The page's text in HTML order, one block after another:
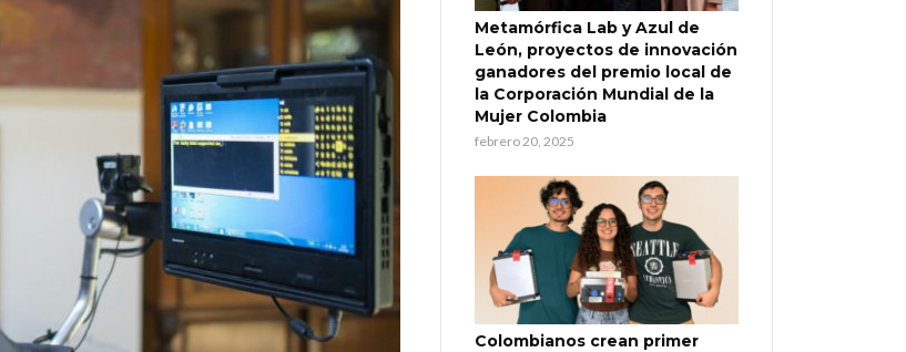
Metamórfica Lab y Azul de
León, proyectos de innovación
ganadores del premio local de
la Corporación Mundial de la
Mujer Colombia
febrero 20, 2025
Colombianos crean primer